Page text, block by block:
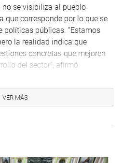
se visibiliza al pueblo
que corresponde por lo que se
políticas públicas. “Estamos
la realidad indica que
concretas que mejoren
del sector”, afirmó.
de los pueblos amazónicos y
“Hay que agregar a este
los de corrupción, nos están
VER MÁS